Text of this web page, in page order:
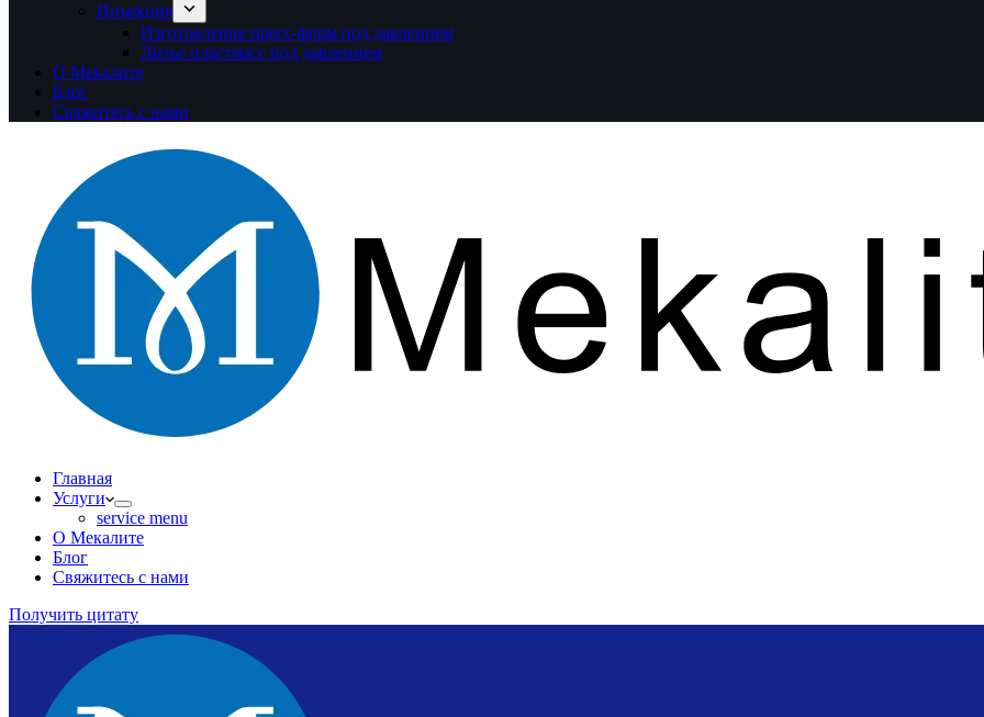
Инъекция
Изготовление пресс-форм под давлением
Литье пластмасс под давлением
О Мекалите
Блог
Свяжитесь с нами
Главная
Услуги
service menu
О Мекалите
Блог
Свяжитесь с нами
Получить цитату